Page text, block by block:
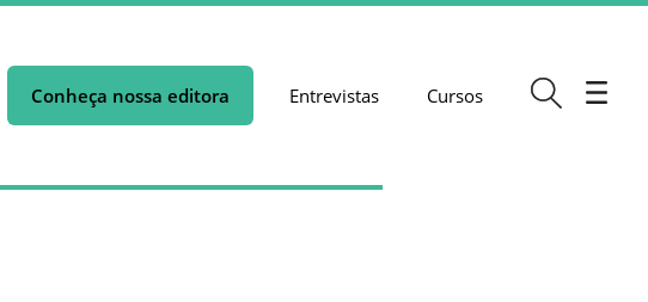
Conheça nossa editora Entrevistas Cursos